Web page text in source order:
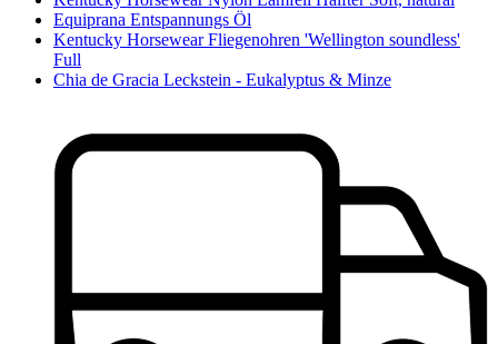
Equiprana Entspannungs Öl
Kentucky Horsewear Fliegenohren 'Wellington soundless'
Full
Chia de Gracia Leckstein - Eukalyptus & Minze